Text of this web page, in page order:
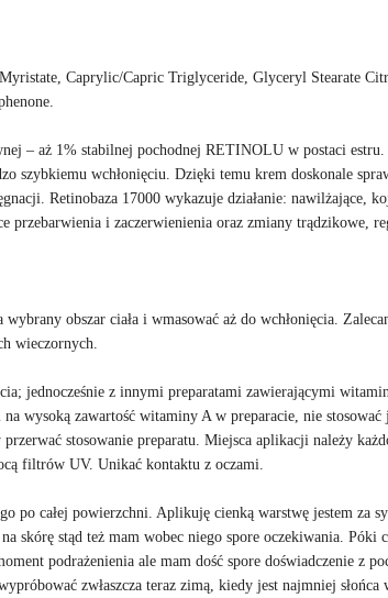
Caprylic/Capric Triglyceride, Glyceryl Stearate
– aż 1% stabilnej pochodnej RETINOLU w postaci estru.
szybkiemu wchłonięciu. Dzięki temu krem doskonale
Retinobaza 17000 wykazuje działanie: nawilżające,
przebarwienia i zaczerwienienia oraz zmiany trądzikowe,
obszar ciała i wmasować aż do wchłonięcia.
wieczornych.
jednocześnie z innymi preparatami zawierającymi
wysoką zawartość witaminy A w preparacie, nie stosować
stosowanie preparatu. Miejsca aplikacji należy
filtrów UV. Unikać kontaktu z oczami.
po całej powierzchni. Aplikuję cienką warstwę jestem za
skórę stąd też mam wobec niego spore oczekiwania. Póki
podrażenienia ale mam dość spore doświadczenie z
zwłaszcza teraz zimą, kiedy jest najmniej słońca